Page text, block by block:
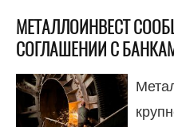
МЕТАЛЛОИНВЕСТ
СОГЛАШЕНИИ С